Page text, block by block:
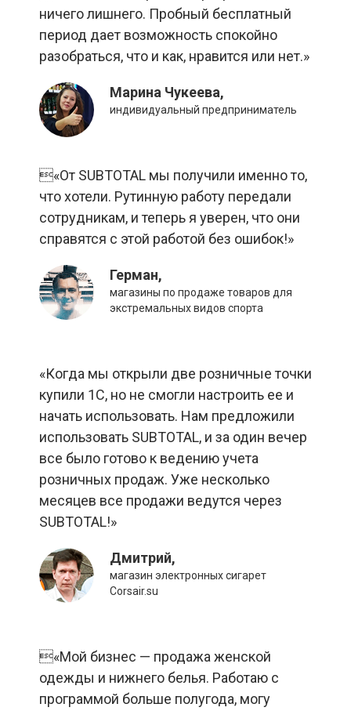
ничего лишнего. Пробный бесплатный
период дает возможность спокойно
разобраться, что и как, нравится или нет.»
Марина Чукеева,
индивидуальный предприниматель
«От SUBTOTAL мы получили именно то,
что хотели. Рутинную работу передали
сотрудникам, и теперь я уверен, что они
справятся с этой работой без ошибок!»
Герман,
магазины по продаже товаров для
экстремальных видов спорта
«Когда мы открыли две розничные точки
купили 1С, но не смогли настроить ее и
начать использовать. Нам предложили
использовать SUBTOTAL, и за один вечер
все было готово к ведению учета
розничных продаж. Уже несколько
месяцев все продажи ведутся через
SUBTOTAL!»
Дмитрий,
магазин электронных сигарет
Сorsair.su
«Мой бизнес — продажа женской
одежды и нижнего белья. Работаю с
программой больше полугода, могу